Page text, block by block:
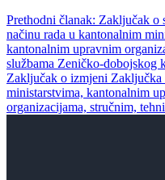
Prethodni članak: Zaključak o
načinu rada u kantonalnim
kantonalnim upravnim
službama Zeničko-dobojskog
Zaključak o izmjeni Zaključka
ministarstvima, kantonalnim
organizacijama, stručnim,